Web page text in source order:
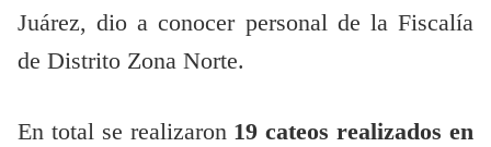
Juárez, dio a conocer personal de la Fiscalía
de Distrito Zona Norte.
En total se realizaron19 cateos realizados en